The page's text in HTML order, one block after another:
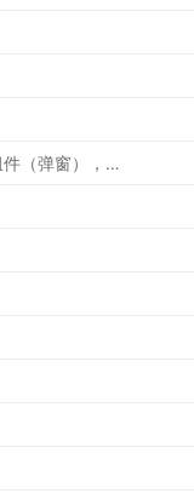
feat(iot):【设备定位：100%】调整百度地图选择组件（弹窗），基于 hashed-juggling-tome.md 规划